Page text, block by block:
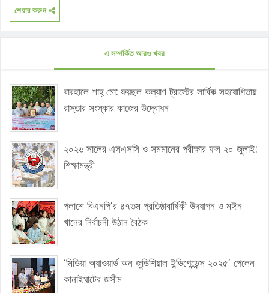
শেয়ার করুন
এ সম্পর্কিত আরও খবর
বারহালে শাহ্ মো: ফয়ছল কল্যাণ ট্রাস্টের সার্বিক সহযোগিতায়
রাস্তার সংস্কার কাজের উদ্বোধন
২০২৬ সালের এসএসসি ও সমমানের পরীক্ষার ফল ২০ জুলাই:
শিক্ষামন্ত্রী
পলাশে বিএনপি’র ৪৭তম প্রতিষ্ঠাবার্ষিকী উদযাপন ও মঈন
খানের নির্বাচনী উঠান বৈঠক
‘মিডিয়া অ্যাওয়ার্ড অন জুডিশিয়াল ইন্ডিপেন্ডেন্স ২০২৫’ পেলেন
কানাইঘাটের জসীম